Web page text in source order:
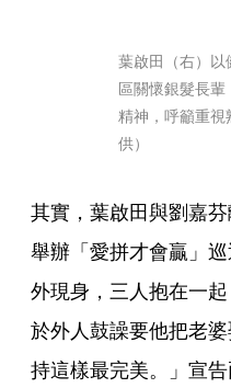
葉啟田（右）以
區關懷銀髮長
精神，呼籲重視
供）
其實，葉啟田與劉嘉
舉辦「愛拼才會贏」
外現身，三人抱在一
於外人鼓譟要他把老
持這樣最完美。」宣